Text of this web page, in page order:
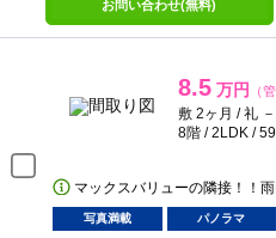
お問い合わせ(無料)
8.5 万円 （
敷 2ヶ月 / 礼 －
8階 / 2LDK /
マックスバリューの隣接！！
写真満載 パノラマ